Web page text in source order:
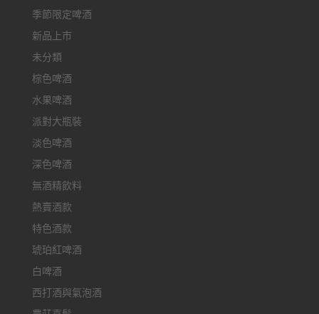
季節限定啤酒
新品上市
未分類
棕色啤酒
水果啤酒
派對大瓶裝
淡色啤酒
深色啤酒
無酒精飲料
熱賣酒款
特色酒款
琥珀紅啤酒
白啤酒
西打酒與氣泡酒